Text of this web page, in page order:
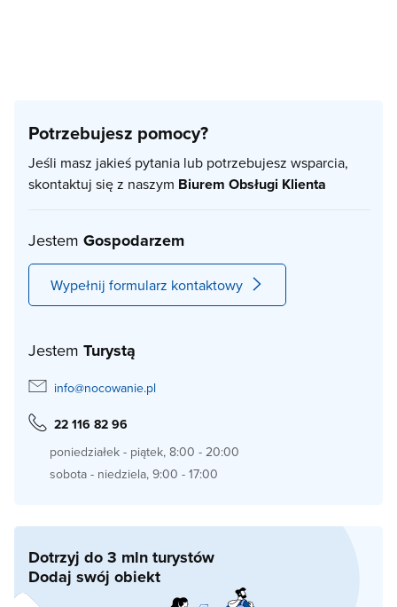
Potrzebujesz pomocy?
Jeśli masz jakieś pytania lub potrzebujesz wsparcia,
skontaktuj się z naszym Biurem Obsługi Klienta
Jestem Gospodarzem
Wypełnij formularz kontaktowy
Jestem Turystą
info@nocowanie.pl
22 116 82 96
poniedziałek - piątek, 8:00 - 20:00
sobota - niedziela, 9:00 - 17:00
Dotrzyj do 3 mln turystów
Dodaj swój obiekt